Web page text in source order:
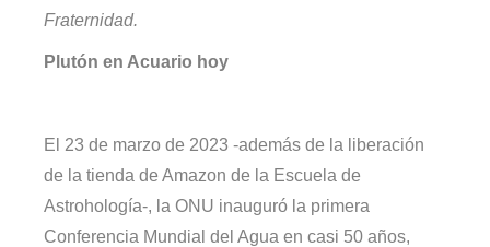
Fraternidad.
Plutón en Acuario hoy
El 23 de marzo de 2023 -además de la liberación
de la tienda de Amazon de la Escuela de
Astrohología-, la ONU inauguró la primera
Conferencia Mundial del Agua en casi 50 años,